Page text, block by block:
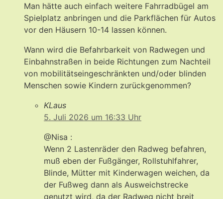
Man hätte auch einfach weitere Fahrradbügel am
Spielplatz anbringen und die Parkflächen für Autos
vor den Häusern 10-14 lassen können.
Wann wird die Befahrbarkeit von Radwegen und
Einbahnstraßen in beide Richtungen zum Nachteil
von mobilitätseingeschränkten und/oder blinden
Menschen sowie Kindern zurückgenommen?
KLaus
5. Juli 2026 um 16:33 Uhr
@Nisa :
Wenn 2 Lastenräder den Radweg befahren,
muß eben der Fußgänger, Rollstuhlfahrer,
Blinde, Mütter mit Kinderwagen weichen, da
der Fußweg dann als Ausweichstrecke
genutzt wird, da der Radweg nicht breit